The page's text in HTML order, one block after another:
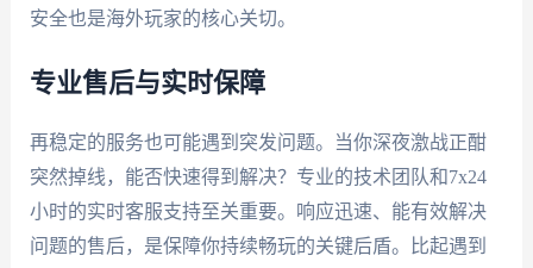
安全也是海外玩家的核心关切。
专业售后与实时保障
再稳定的服务也可能遇到突发问题。当你深夜激战正酣
突然掉线，能否快速得到解决？专业的技术团队和7x24
小时的实时客服支持至关重要。响应迅速、能有效解决
问题的售后，是保障你持续畅玩的关键后盾。比起遇到